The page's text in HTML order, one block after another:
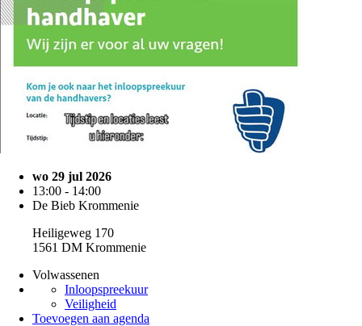
wo 29 jul 2026
13:00 - 14:00
De Bieb Krommenie
Heiligeweg 170
1561 DM Krommenie
Volwassenen
Inloopspreekuur
Veiligheid
Toevoegen aan agenda